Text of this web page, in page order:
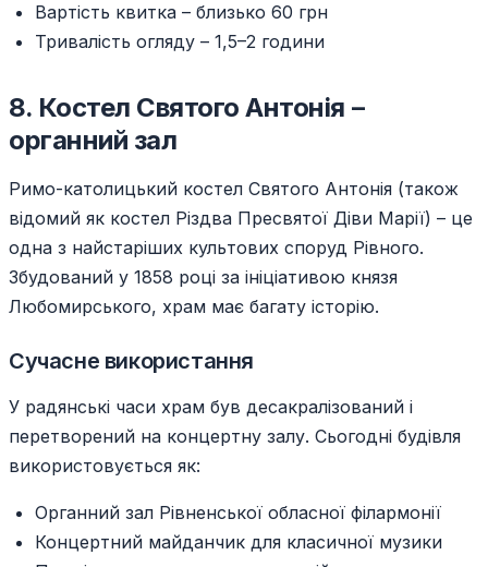
Вартість квитка – близько 60 грн
Тривалість огляду – 1,5–2 години
8. Костел Святого Антонія –
органний зал
Римо-католицький костел Святого Антонія (також
відомий як костел Різдва Пресвятої Діви Марії) – це
одна з найстаріших культових споруд Рівного.
Збудований у 1858 році за ініціативою князя
Любомирського, храм має багату історію.
Сучасне використання
У радянські часи храм був десакралізований і
перетворений на концертну залу. Сьогодні будівля
використовується як:
Органний зал Рівненської обласної філармонії
Концертний майданчик для класичної музики